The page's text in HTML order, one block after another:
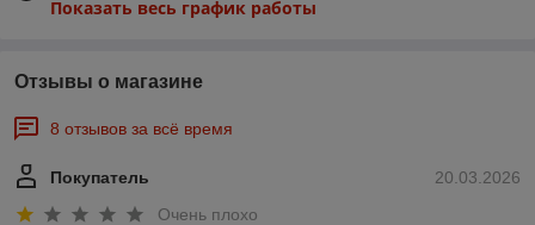
Показать весь график работы
Отзывы о магазине
8 отзывов за всё время
20.03.2026
Покупатель
Очень плохо